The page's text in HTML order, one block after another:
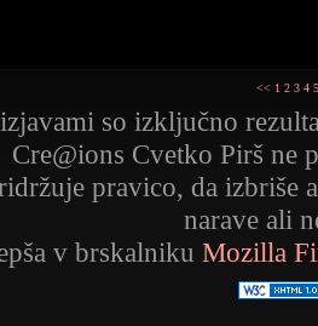
<< 1 2 3 4 5
so izključno
Cre@ions Cvetko Pirš ne
pravico, da izbriše
narave ali
v brskalniku Mozilla